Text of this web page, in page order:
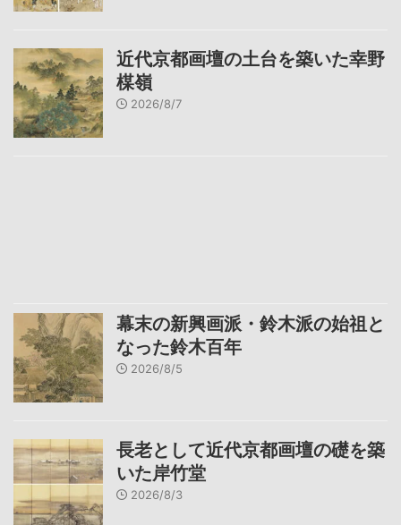
近代京都画壇の土台を築いた幸野
楳嶺
2026/8/7
幕末の新興画派・鈴木派の始祖と
なった鈴木百年
2026/8/5
長老として近代京都画壇の礎を築
いた岸竹堂
2026/8/3